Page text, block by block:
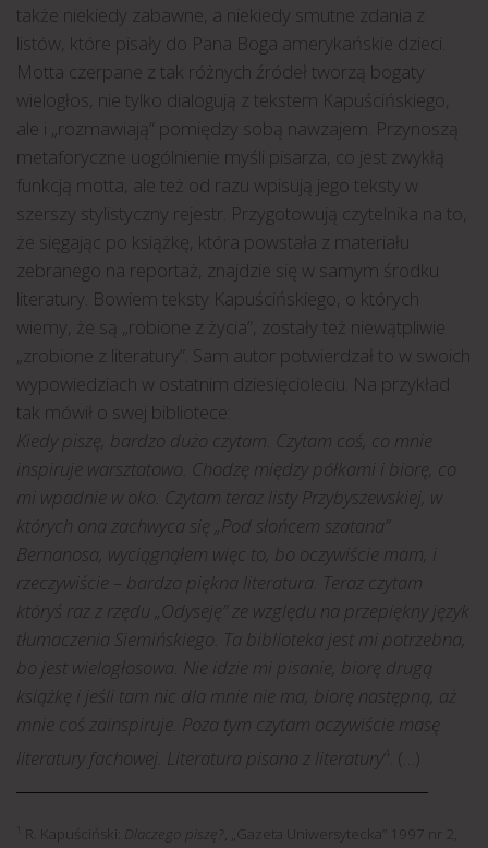
także niekiedy zabawne, a niekiedy smutne zdania z
listów, które pisały do Pana Boga amerykańskie dzieci.
Motta czerpane z tak różnych źródeł tworzą bogaty
wielogłos, nie tylko dialogują z tekstem Kapuścińskiego,
ale i „rozmawiają” pomiędzy sobą nawzajem. Przynoszą
metaforyczne uogólnienie myśli pisarza, co jest zwykłą
funkcją motta, ale też od razu wpisują jego teksty w
szerszy stylistyczny rejestr. Przygotowują czytelnika na to,
że sięgając po książkę, która powstała z materiału
zebranego na reportaż, znajdzie się w samym środku
literatury. Bowiem teksty Kapuścińskiego, o których
wiemy, że są „robione z życia”, zostały też niewątpliwie
„zrobione z literatury”. Sam autor potwierdzał to w swoich
wypowiedziach w ostatnim dziesięcioleciu. Na przykład
tak mówił o swej bibliotece:
Kiedy piszę, bardzo dużo czytam. Czytam coś, co mnie
inspiruje warsztatowo. Chodzę między półkami i biorę, co
mi wpadnie w oko. Czytam teraz listy Przybyszewskiej, w
których ona zachwyca się „Pod słońcem szatana”
Bernanosa, wyciągnąłem więc to, bo oczywiście mam, i
rzeczywiście – bardzo piękna literatura. Teraz czytam
któryś raz z rzędu „Odyseję” ze względu na przepiękny język
tłumaczenia Siemińskiego. Ta biblioteka jest mi potrzebna,
bo jest wielogłosowa. Nie idzie mi pisanie, biorę drugą
książkę i jeśli tam nic dla mnie nie ma, biorę następną, aż
mnie coś zainspiruje. Poza tym czytam oczywiście masę
literatury fachowej. Literatura pisana z literatury
. (…)
R. Kapuściński: Dlaczego piszę?
, „Gazeta Uniwersytecka” 1997 nr 2,